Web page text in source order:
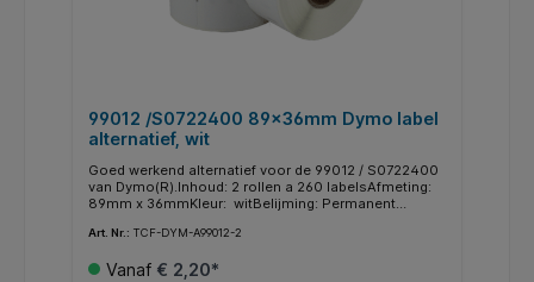
99012 /S0722400 89x36mm Dymo label
alternatief, wit
Goed werkend alternatief voor de 99012 / S0722400
van Dymo(R).Inhoud: 2 rollen a 260 labelsAfmeting:
89mm x 36mmKleur: witBelijming: Permanent
zijn nog niet geschikt voor de Dymo LW550 en
Dymo LW330 Dymo LW400 Dymo LW400 Duo Dymo
Art. Nr.: TCF-DYM-A99012-2
Vanaf € 2,20*